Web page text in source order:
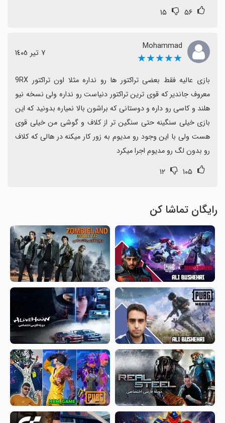
۵۶ ۱۵
Mohammad
★★★★★ ٧ تیر ١٤٠٥
رو بدون لگ رو مدیوم اجرا میکرد
۱۰۵ ۱۲
رایگان تماشا کن